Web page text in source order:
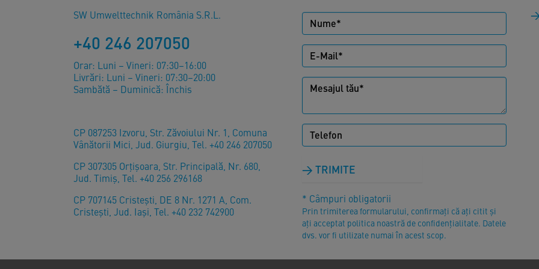
SW Umwelttechnik România S.R.L.
+40 246 207050
Orar: Luni – Vineri: 07:30–16:00
Livrări: Luni – Vineri: 07:30–20:00
Sambătă – Duminică: Închis
CP 087253 Izvoru, Str. Zăvoiului Nr. 1, Comuna
Vânătorii Mici, Jud. Giurgiu, Tel. +40 246 207050
CP 307305 Orţişoara, Str. Principală, Nr. 680,
Jud. Timiş, Tel. +40 256 296168
CP 707145 Cristești, DE 8 Nr. 1271 A, Com.
Cristești, Jud. Iași, Tel. +40 232 742900
TRIMITE
* Câmpuri obligatorii
Prin trimiterea formularului, confirmați că ați citit și
ați acceptat politica noastră de confidențialitate. Datele
dvs. vor fi utilizate numai în acest scop.